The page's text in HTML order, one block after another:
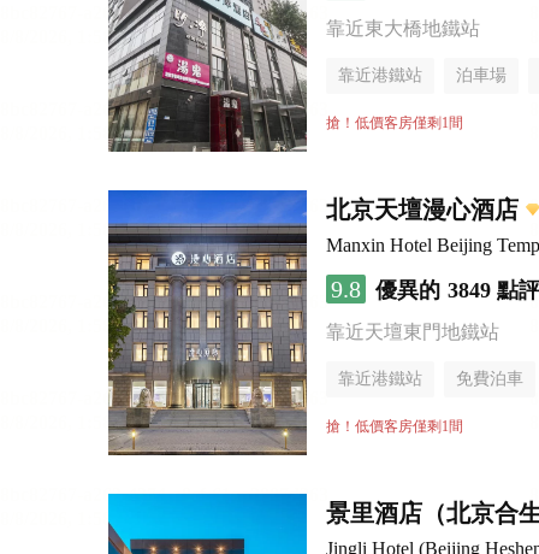
靠近東大橋地鐵站
靠近港鐵站 泊車場
搶！低價客房僅剩1間
北京天壇漫心酒店
Manxin Hotel Beijing
9.8 優異的 3849 點評
靠近天壇東門地鐵站
靠近港鐵站 免費泊車
無煙樓層
搶！低價客房僅剩1間
景里酒店（北京合
Jingli Hotel (Beijing